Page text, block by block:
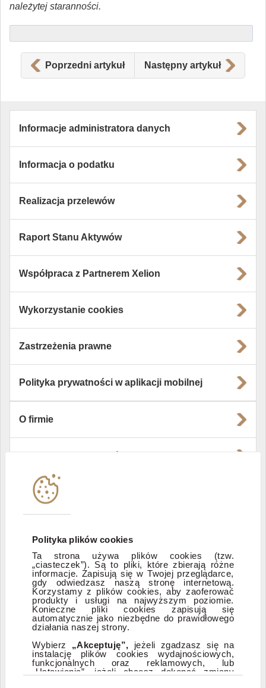
Polityka plików cookies
Ta strona używa plików cookies (tzw.
„ciasteczek”). Są to pliki, które zbierają różne
informacje. Zapisują się w Twojej przeglądarce,
gdy odwiedzasz naszą stronę internetową.
Korzystamy z plików cookies, aby zaoferować
produkty i usługi na najwyższym poziomie.
Konieczne pliki cookies zapisują się
automatycznie jako niezbędne do prawidłowego
działania naszej strony.
Wybierz „Akceptuję”, jeżeli zgadzasz się na
instalację plików cookies wydajnościowych,
funkcjonalnych oraz reklamowych, lub
„Ustawienia”, jeżeli chcesz dokonać zmiany
należytej staranności.
Poprzedni artykuł Następny artykuł
Informacje administratora danych
Informacja o podatku
Realizacja przelewów
Raport Stanu Aktywów
Współpraca z Partnerem Xelion
Wykorzystanie cookies
Zastrzeżenia prawne
Polityka prywatności w aplikacji mobilnej
O firmie
Instytucje współpracujące
Zastrzeżenia prawne
ESG